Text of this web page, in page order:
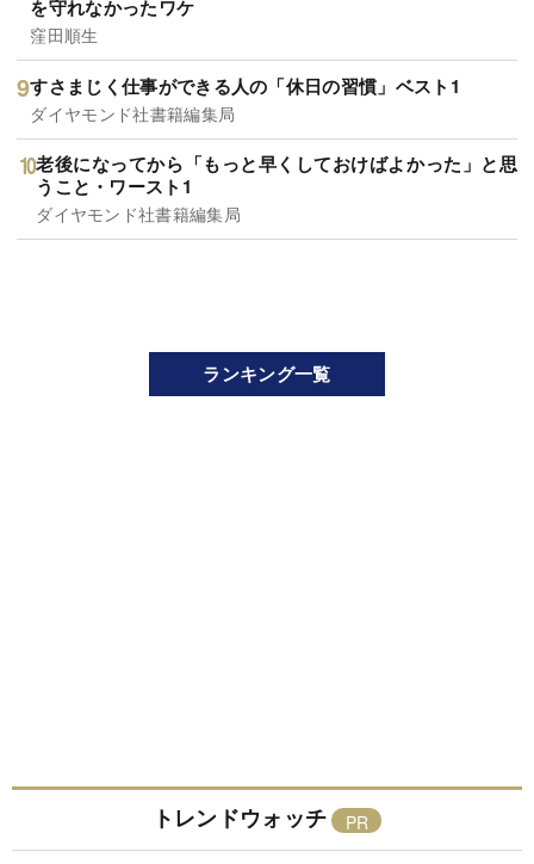
を守れなかったワケ
窪田順生
すさまじく仕事ができる人の「休日の習慣」ベスト1
ダイヤモンド社書籍編集局
老後になってから「もっと早くしておけばよかった」と思
うこと・ワースト1
ダイヤモンド社書籍編集局
ランキング一覧
トレンドウォッチ